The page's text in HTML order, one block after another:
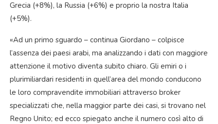
Grecia (+8%), la Russia (+6%) e proprio la nostra Italia
(+5%).
«Ad un primo sguardo – continua Giordano – colpisce
l’assenza dei paesi arabi, ma analizzando i dati con maggiore
attenzione il motivo diventa subito chiaro. Gli emiri o i
plurimiliardari residenti in quell’area del mondo conducono
le loro compravendite immobiliari attraverso broker
specializzati che, nella maggior parte dei casi, si trovano nel
Regno Unito; ed ecco spiegato anche il numero così alto di